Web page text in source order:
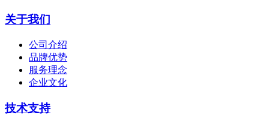
关于我们
公司介绍
品牌优势
服务理念
企业文化
技术支持